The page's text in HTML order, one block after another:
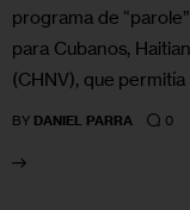
programa de
para Cubanos,
(CHNV), que
BY DANIEL PARRA 0